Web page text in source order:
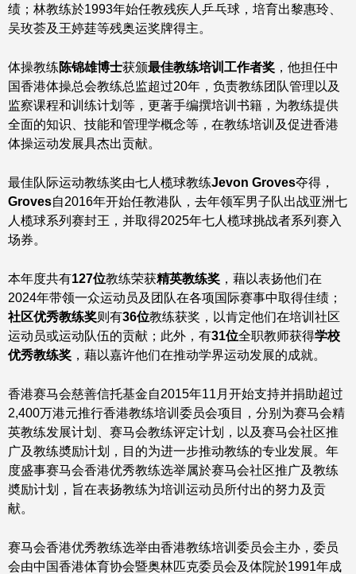
绩；林教练於1993年始任教残疾人乒乓球，培育出黎惠玲、
吴玫荟及王婷莛等残奥运奖牌得主。
体操教练陈锦雄博士获颁最佳教练培训工作者奖 ，他担任中
国香港体操总会教练总监超过20年，负责教练团队管理以及
监察课程和训练计划等，更著手编撰培训书籍，为教练提供
全面的知识、技能和管理学概念等，在教练培训及促进香港
体操运动发展具杰出贡献。
最佳队际运动教练奖由七人榄球教练Jevon Groves夺得，
Groves自2016年开始任教港队，去年领军男子队出战亚洲七
人榄球系列赛封王，并取得2025年七人榄球挑战者系列赛入
场券。
本年度共有127位教练荣获精英教练奖 ，藉以表扬他们在
2024年带领一众运动员及团队在各项国际赛事中取得佳绩；
社区优秀教练奖则有36位教练获奖，以肯定他们在培训社区
运动员或运动队伍的贡献；此外，有31位全职教师获得学校
优秀教练奖 ，藉以嘉许他们在推动学界运动发展的成就。
香港赛马会慈善信托基金自2015年11月开始支持并捐助超过
2,400万港元推行香港教练培训委员会项目，分别为赛马会精
英教练发展计划、赛马会教练评定计划，以及赛马会社区推
广及教练奬励计划，目的为进一步推动教练的专业发展。年
度盛事赛马会香港优秀教练选举属於赛马会社区推广及教练
奬励计划，旨在表扬教练为培训运动员所付出的努力及贡
献。
赛马会香港优秀教练选举由香港教练培训委员会主办，委员
会由中国香港体育协会暨奥林匹克委员会及体院於1991年成